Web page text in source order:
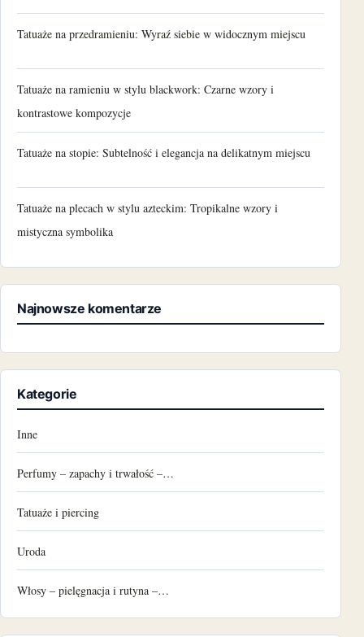
Tatuaże na przedramieniu: Wyraź siebie w widocznym miejscu
Tatuaże na ramieniu w stylu blackwork: Czarne wzory i
kontrastowe kompozycje
Tatuaże na stopie: Subtelność i elegancja na delikatnym miejscu
Tatuaże na plecach w stylu azteckim: Tropikalne wzory i
mistyczna symbolika
Najnowsze komentarze
Kategorie
Inne
Perfumy – zapachy i trwałość –…
Tatuaże i piercing
Uroda
Włosy – pielęgnacja i rutyna –…